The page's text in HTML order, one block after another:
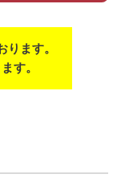
ます。
す。